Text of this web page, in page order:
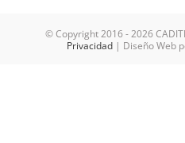
© Copyright 2016 -2026
Privacidad| Diseño Web